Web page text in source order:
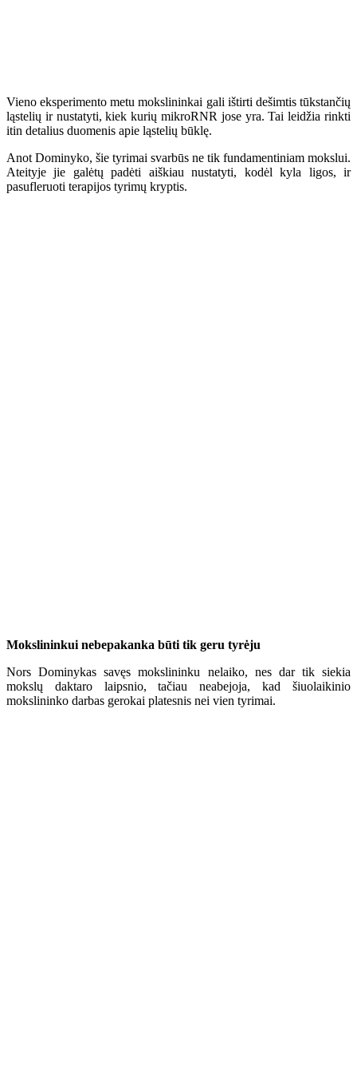
Vieno eksperimento metu mokslininkai gali ištirti dešimtis tūkstančių
ląstelių ir nustatyti, kiek kurių mikroRNR jose yra. Tai leidžia rinkti
itin detalius duomenis apie ląstelių būklę.
Anot Dominyko, šie tyrimai svarbūs ne tik fundamentiniam mokslui.
Ateityje jie galėtų padėti aiškiau nustatyti, kodėl kyla ligos, ir
pasufleruoti terapijos tyrimų kryptis.
Mokslininkui nebepakanka būti tik geru tyrėju
Nors Dominykas savęs mokslininku nelaiko, nes dar tik siekia
mokslų daktaro laipsnio, tačiau neabejoja, kad šiuolaikinio
mokslininko darbas gerokai platesnis nei vien tyrimai.